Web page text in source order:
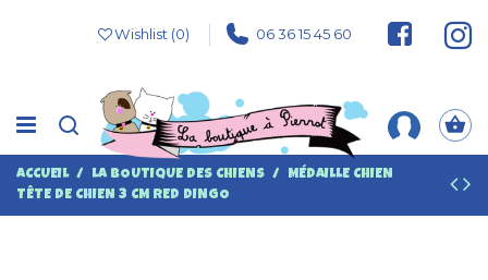
Wishlist (0) 06 36 15 45 60
ACCUEIL LA BOUTIQUE DES CHIENS
MÉDAILLE CHIEN
TÊTE DE CHIEN 3 CM RED DINGO